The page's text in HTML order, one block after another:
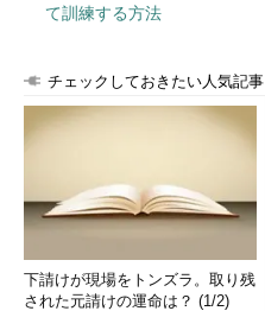
て訓練する方法
チェックしておきたい人気記事
下請けが現場をトンズラ。取り残
された元請けの運命は？ (1/2)